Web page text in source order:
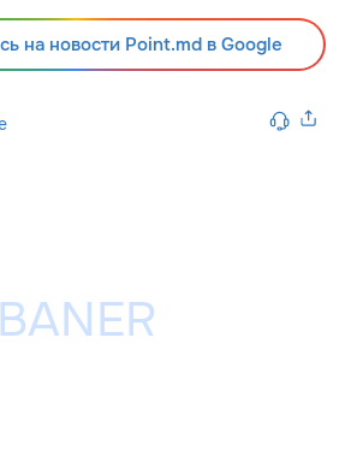
на новости Point.md в Google